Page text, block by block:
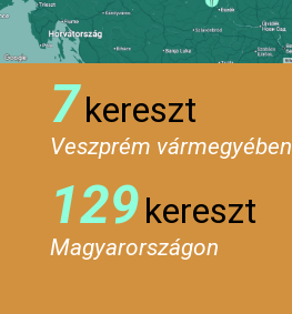
7kereszt
Veszprém vármegyében
129kereszt
Magyarországon